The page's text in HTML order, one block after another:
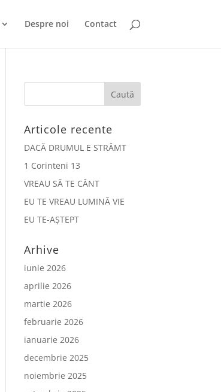
Despre noi Contact
Articole recente
DACĂ DRUMUL E STRÂMT
1 Corinteni 13
VREAU SĂ TE CÂNT
EU TE VREAU LUMINĂ VIE
EU TE-AȘTEPT
Arhive
iunie 2026
aprilie 2026
martie 2026
februarie 2026
ianuarie 2026
decembrie 2025
noiembrie 2025